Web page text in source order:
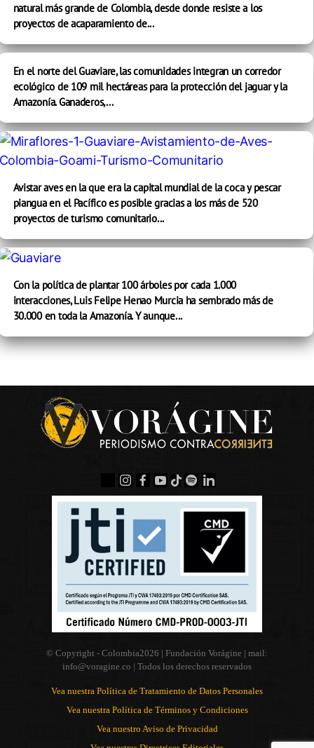
natural más grande de Colombia, desde donde resiste a los
proyectos de acaparamiento de...
En el norte del Guaviare, las comunidades integran un corredor
ecológico de 109 mil hectáreas para la protección del jaguar y la
Amazonía. Ganaderos,...
Avistar aves en la que era la capital mundial de la coca y pescar
piangua en el Pacífico es posible gracias a los más de 520
proyectos de turismo comunitario...
Con la política de plantar 100 árboles por cada 1.000
interacciones, Luis Felipe Henao Murcia ha sembrado más de
30.000 en toda la Amazonía. Y aunque...
© Copyright - Colombia2026 | Fundación Vorágine | mail:
info@voragine.co | Todos los derechos reservados
Vea nuestra Política de Tratamiento de Datos Personales
Vea nuestra Política de Términos y Condiciones
Vea nuestro Aviso de Privacidad